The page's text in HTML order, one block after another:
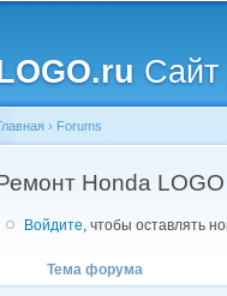
Сайт
здесь
› Forums
Honda LOGO
Войдите, чтобы оставлять
Тема форума